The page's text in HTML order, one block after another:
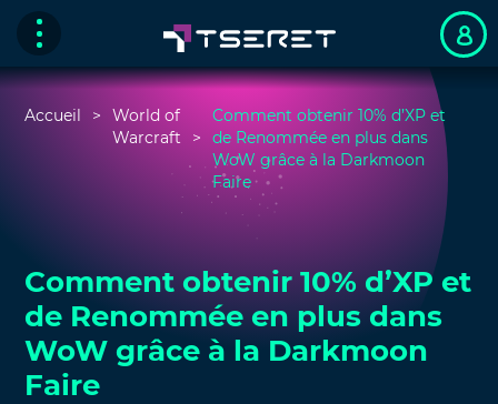
Accueil
World of
Warcraft
Comment obtenir 10% d’XP et
de Renommée en plus dans
WoW grâce à la Darkmoon
Faire
Comment obtenir 10% d’XP et
de Renommée en plus dans
WoW grâce à la Darkmoon
Faire